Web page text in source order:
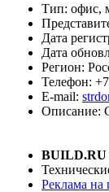
Тип: офис,
Дата
Дата
Регион:
Телефон:
E-mail:
Описание:
BUILD.RU
Реклама на